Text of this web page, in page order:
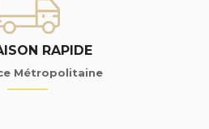
RAPIDE
Métropolitaine